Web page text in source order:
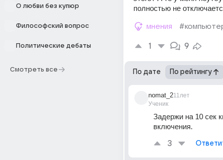
О любви без купюр
Философский вопрос
Политические дебаты
Смотреть все
полностью не
мнения
1 9
По дате По рейтингу
nomat_2
Ученик
11лет
Задержи на 10 сек
включения.
3